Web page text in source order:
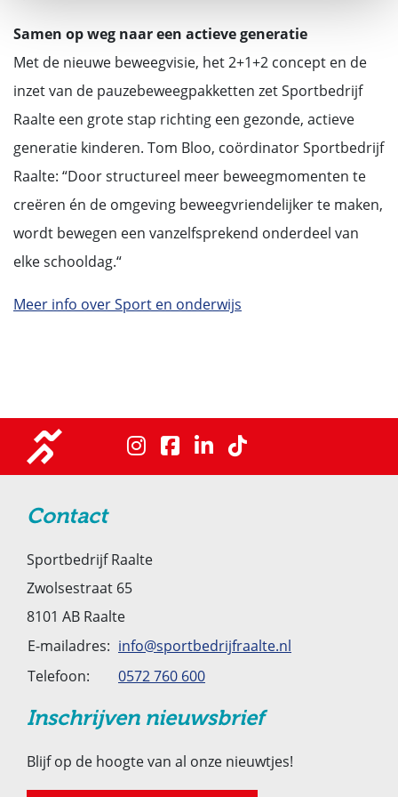
Samen op weg naar een actieve generatie
Met de nieuwe beweegvisie, het 2+1+2 concept en de
inzet van de pauzebeweegpakketten zet Sportbedrijf
Raalte een grote stap richting een gezonde, actieve
generatie kinderen. Tom Bloo, coördinator Sportbedrijf
Raalte: “Door structureel meer beweegmomenten te
creëren én de omgeving beweegvriendelijker te maken,
wordt bewegen een vanzelfsprekend onderdeel van
elke schooldag.“
Meer info over Sport en onderwijs
Contact
Sportbedrijf Raalte
Zwolsestraat 65
8101 AB Raalte
E-mailadres: info@sportbedrijfraalte.nl
Telefoon:
0572 760 600
Inschrijven nieuwsbrief
Blijf op de hoogte van al onze nieuwtjes!